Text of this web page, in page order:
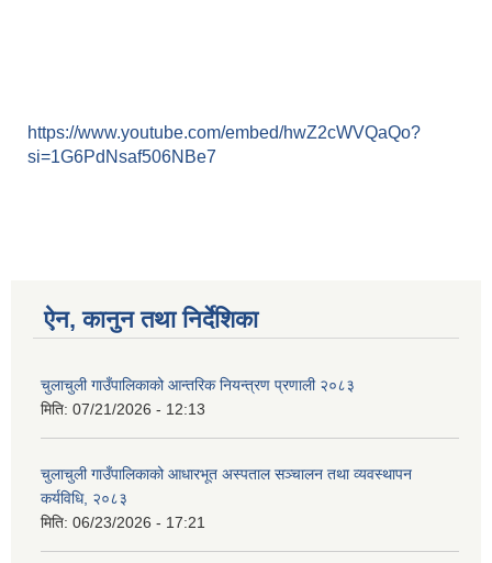
https://www.youtube.com/embed/hwZ2cWVQaQo?
si=1G6PdNsaf506NBe7
ऐन, कानुन तथा निर्देशिका
चुलाचुली गाउँपालिकाको आन्तरिक नियन्त्रण प्रणाली २०८३
मिति: 07/21/2026 - 12:13
चुलाचुली गाउँपालिकाको आधारभूत अस्पताल सञ्चालन तथा व्यवस्थापन
कर्यविधि, २०८३
मिति: 06/23/2026 - 17:21